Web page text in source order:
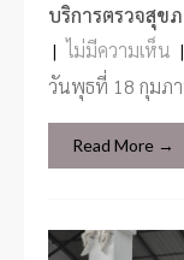
บริการตรวจสุข
|ไม่มีความเห็น |
วันพุธที่ 18 กุมภ
Read More →